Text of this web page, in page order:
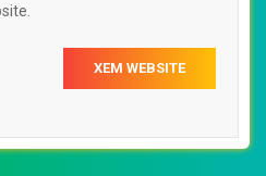
XEM WEBSITE